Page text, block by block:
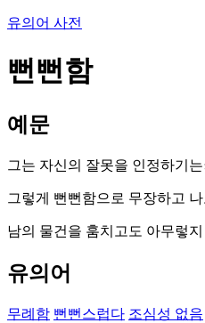
유의어 사전
뻔뻔함
예문
그는 자신의 잘못을 인정하기
그렇게 뻔뻔함으로 무장하고
남의 물건을 훔치고도 아무렇
유의어
무례함 뻔뻔스럽다 조심성 없음